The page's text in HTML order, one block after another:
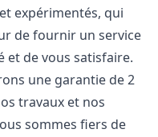
expérimentés, qui
de fournir un service
et de vous satisfaire.
une garantie de 2
travaux et nos
sommes fiers de